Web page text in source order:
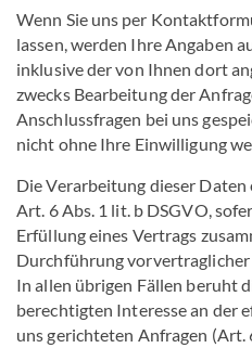
Wenn Sie uns per
lassen, werden Ihre Angaben
inklusive der von Ihnen dort
zwecks Bearbeitung der
Anschlussfragen bei uns
nicht ohne Ihre Einwilligung
Die Verarbeitung dieser
Art. 6 Abs. 1 lit. b DSGVO,
Erfüllung eines Vertrags
Durchführung
In allen übrigen Fällen beruht
berechtigten Interesse an der
uns gerichteten Anfragen (Art.